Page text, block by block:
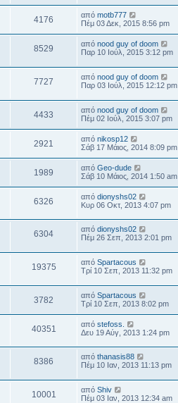
4176 από motb777
Πέμ 03 Δεκ, 2015 8:56 pm
8529 από nood guy of doom
Παρ 10 Ιούλ, 2015 3:12 pm
7727 από nood guy of doom
Παρ 03 Ιούλ, 2015 12:12 pm
4433 από nood guy of doom
Πέμ 02 Ιούλ, 2015 3:07 pm
2921 από nikosp12
Σάβ 17 Μάιος, 2014 8:09 pm
1989 από Geo-dude
Σάβ 10 Μάιος, 2014 1:50 am
6326 από dionyshs02
Κυρ 06 Οκτ, 2013 4:07 pm
6304 από dionyshs02
Πέμ 26 Σεπ, 2013 2:01 pm
19375 από Spartacous
Τρί 10 Σεπ, 2013 11:32 pm
3782 από Spartacous
Τρί 10 Σεπ, 2013 8:02 pm
40351 από stefoss.
Δευ 19 Αύγ, 2013 1:24 pm
8386 από thanasis88
Πέμ 10 Ιαν, 2013 11:13 pm
10001 από Shiv
Πέμ 03 Ιαν, 2013 12:34 am